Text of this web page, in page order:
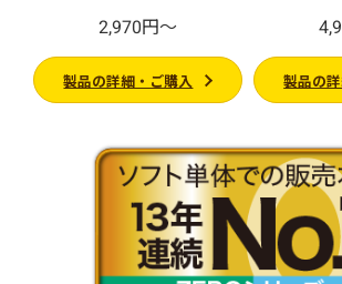
2,970円～
製品の詳細・ご購入 製品の